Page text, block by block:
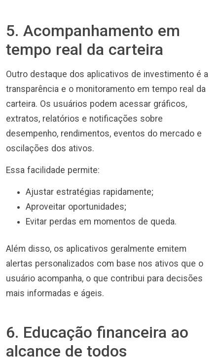
5. Acompanhamento em
tempo real da carteira
Outro destaque dos aplicativos de investimento é a
transparência e o monitoramento em tempo real da
carteira. Os usuários podem acessar gráficos,
extratos, relatórios e notificações sobre
desempenho, rendimentos, eventos do mercado e
oscilações dos ativos.
Essa facilidade permite:
Ajustar estratégias rapidamente;
Aproveitar oportunidades;
Evitar perdas em momentos de queda.
Além disso, os aplicativos geralmente emitem
alertas personalizados com base nos ativos que o
usuário acompanha, o que contribui para decisões
mais informadas e ágeis.
6. Educação financeira ao
alcance de todos